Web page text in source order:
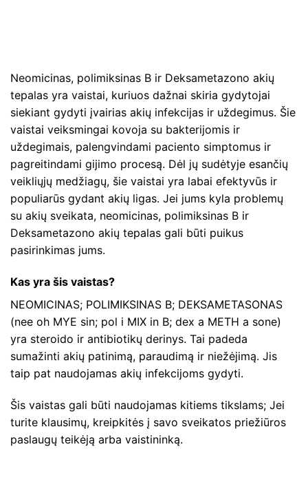
Neomicinas, polimiksinas B ir Deksametazono akių
tepalas yra vaistai, kuriuos dažnai skiria gydytojai
siekiant gydyti įvairias akių infekcijas ir uždegimus. Šie
vaistai veiksmingai kovoja su bakterijomis ir
uždegimais, palengvindami paciento simptomus ir
pagreitindami gijimo procesą. Dėl jų sudėtyje esančių
veikliųjų medžiagų, šie vaistai yra labai efektyvūs ir
populiarūs gydant akių ligas. Jei jums kyla problemų
su akių sveikata, neomicinas, polimiksinas B ir
Deksametazono akių tepalas gali būti puikus
pasirinkimas jums.
Kas yra šis vaistas?
NEOMICINAS; POLIMIKSINAS B; DEKSAMETASONAS
(nee oh MYE sin; pol i MIX in B; dex a METH a sone)
yra steroido ir antibiotikų derinys. Tai padeda
sumažinti akių patinimą, paraudimą ir niežėjimą. Jis
taip pat naudojamas akių infekcijoms gydyti.
Šis vaistas gali būti naudojamas kitiems tikslams; Jei
turite klausimų, kreipkitės į savo sveikatos priežiūros
paslaugų teikėją arba vaistininką.